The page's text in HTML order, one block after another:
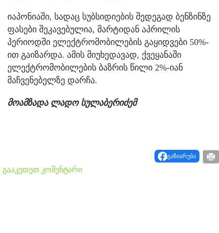
იაპონიაში, სადაც სუბსიდიების შედეგად ბენზინზე
ფასები შეკავებულია, მარტიდან აპრილის
პერიოდში ელექტრომობილების გაყიდვები 50%-
ით გაიზარდა. ამის მიუხედავად, ქვეყანაში
ელექტრომობილების ბაზრის წილი 2%-იან
მაჩვენებელზე დარჩა.
მოამზადა ლადო სულაბერიძემ
გაზიარება
გააკეთეთ კომენტარი